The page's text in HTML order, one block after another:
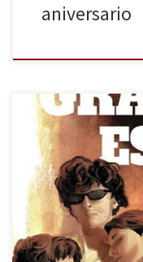
aniversario
España ha prestado
cinematográficos en
provincia granadina ha
desde los albores del
asombrosa diversidad
escenario ideal para